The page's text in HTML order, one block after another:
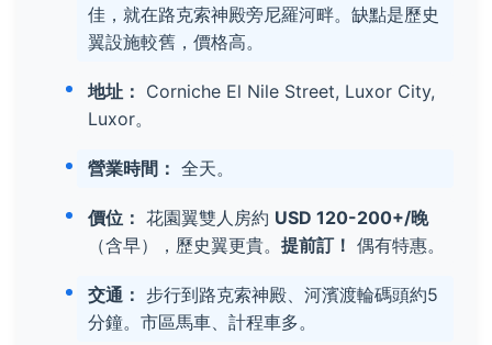
佳，就在路克索神殿旁尼羅河畔。缺點是歷史
翼設施較舊，價格高。
地址： Corniche El Nile Street, Luxor City,
Luxor。
營業時間： 全天。
價位： 花園翼雙人房約 USD 120-200+/晚
（含早），歷史翼更貴。 提前訂！ 偶有特惠。
交通： 步行到路克索神殿、河濱渡輪碼頭約5
分鐘。市區馬車、計程車多。